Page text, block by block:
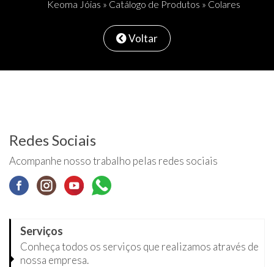
Keoma Jóias » Catálogo de Produtos » Colares
Voltar
Redes Sociais
Acompanhe nosso trabalho pelas redes sociais
Serviços
Conheça todos os serviços que realizamos através de
nossa empresa.